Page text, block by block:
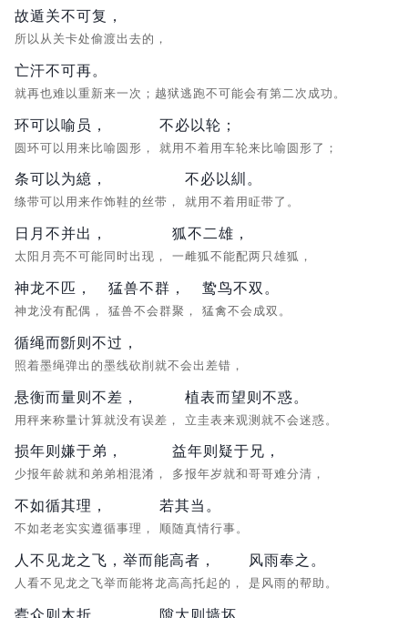
故遁关不可复，
所以从关卡处偷渡出去的，
亡汗不可再。
就再也难以重新来一次；越狱逃跑不可能会有第二次成功。
环可以喻员，
圆环可以用来比喻圆形，
不必以轮；
就用不着用车轮来比喻圆形了；
条可以为繶，
绦带可以用来作饰鞋的丝带，
不必以紃。
就用不着用眐带了。
日月不并出，
太阳月亮不可能同时出现，
狐不二雄，
一雌狐不能配两只雄狐，
神龙不匹，
神龙没有配偶，
猛兽不群，
猛兽不会群聚，
鸷鸟不双。
猛禽不会成双。
循绳而斵则不过，
照着墨绳弹出的墨线砍削就不会出差错，
悬衡而量则不差，
用秤来称量计算就没有误差，
植表而望则不惑。
立圭表来观测就不会迷惑。
损年则嫌于弟，
少报年龄就和弟弟相混淆，
益年则疑于兄，
多报年岁就和哥哥难分清，
不如循其理，
不如老老实实遵循事理，
若其当。
顺随真情行事。
人不见龙之飞，举而能高者，
人看不见龙之飞举而能将龙高高托起的，
风雨奉之。
是风雨的帮助。
蠹众则木折， 隙大则墙坏。